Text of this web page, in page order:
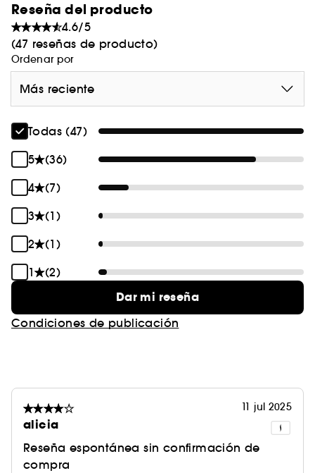
Reseña del producto
4.6/5
(47 reseñas de producto)
Ordenar por
Más reciente
Todas (47)
5
(36)
4
(7)
3
(1)
2
(1)
1
(2)
Dar mi reseña
Condiciones de publicación
11 jul 2025
alicia
Reseña espontánea sin confirmación de
compra